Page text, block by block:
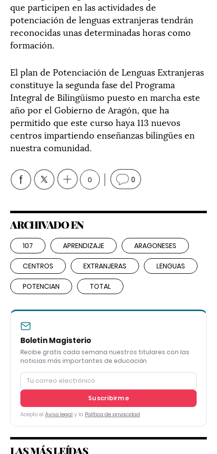
que participen en las actividades de
potenciación de lenguas extranjeras tendrán
reconocidas unas determinadas horas como
formación.
El plan de Potenciación de Lenguas Extranjeras
constituye la segunda fase del Programa
Integral de Bilingüismo puesto en marcha este
año por el Gobierno de Aragón, que ha
permitido que este curso haya 113 nuevos
centros impartiendo enseñanzas bilingües en
nuestra comunidad.
0 0
ARCHIVADO EN
107 APRENDIZAJE ARAGONESES
CENTROS EXTRANJERAS LENGUAS
POTENCIAN TOTAL
Boletín Magisterio
Recibe gratis cada semana nuestros titulares con las
noticias más importantes de educación
Suscribirme
Acepto el Aviso legal y la Política de privacidad
LAS MÁS LEÍDAS